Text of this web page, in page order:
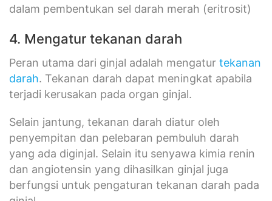
dalam pembentukan sel darah merah (eritrosit)
4. Mengatur tekanan darah
Peran utama dari ginjal adalah mengatur tekanan
darah. Tekanan darah dapat meningkat apabila
terjadi kerusakan pada organ ginjal.
Selain jantung, tekanan darah diatur oleh
penyempitan dan pelebaran pembuluh darah
yang ada diginjal. Selain itu senyawa kimia renin
dan angiotensin yang dihasilkan ginjal juga
berfungsi untuk pengaturan tekanan darah pada